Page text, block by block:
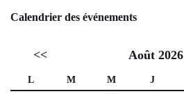
Calendrier des événements
<< Août 2026
L M M J